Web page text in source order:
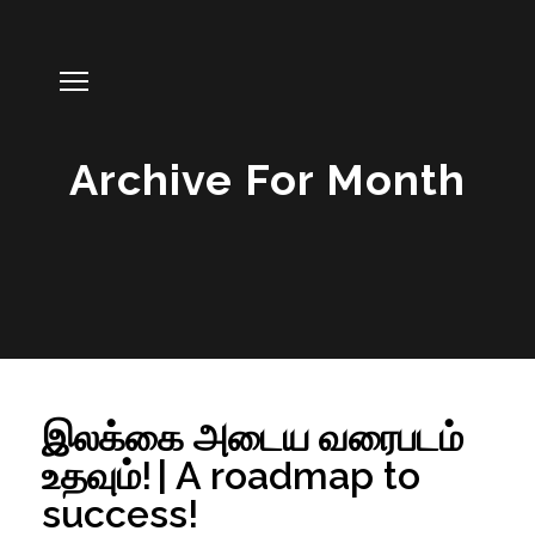
Archive For Month
இலக்கை அடைய வரைபடம்
உதவும்! | A roadmap to
success!